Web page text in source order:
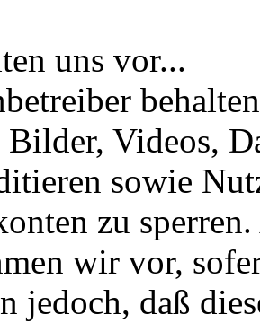
uns vor...
Videos,
sowie
zu
wir vor,
jedoch, daß